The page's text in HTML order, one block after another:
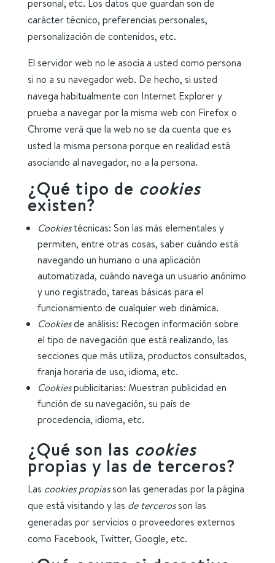
personal, etc. Los datos que guardan son de
carácter técnico, preferencias personales,
personalización de contenidos, etc.
El servidor web no le asocia a usted como persona
si no a su navegador web. De hecho, si usted
navega habitualmente con Internet Explorer y
prueba a navegar por la misma web con Firefox o
Chrome verá que la web no se da cuenta que es
usted la misma persona porque en realidad está
asociando al navegador, no a la persona.
¿Qué tipo de cookies
existen?
Cookiestécnicas: Son las más elementales y
permiten, entre otras cosas, saber cuándo está
navegando un humano o una aplicación
automatizada, cuándo navega un usuario anónimo
y uno registrado, tareas básicas para el
funcionamiento de cualquier web dinámica.
Cookiesde análisis: Recogen información sobre
el tipo de navegación que está realizando, las
secciones que más utiliza, productos consultados,
franja horaria de uso, idioma, etc.
Cookiespublicitarias: Muestran publicidad en
función de su navegación, su país de
procedencia, idioma, etc.
¿Qué son las cookies
propias y las de terceros?
Las cookies propiasson las generadas por la página
que está visitando y las de tercerosson las
generadas por servicios o proveedores externos
como Facebook, Twitter, Google, etc.